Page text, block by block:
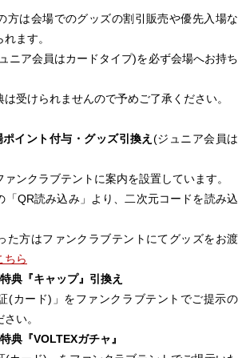
方は会場でのグッズの割引販売や優先入場な
ます。
ニア会員はカードタイプ)を必ず会場へお持ち
受けられませんので予めご了承ください。
イント付与・グッズ引換え (ジュニア会員は
ンクラブテントに案内を設置しています。
QR読み込み」より、二次元コードを読み込
た方はファンクラブテントにてグッズをお渡
ちら
典『キャップ』引換え
(カード)」をファンクラブテントでご提示の
い。
典『VOLTEXガチャ』